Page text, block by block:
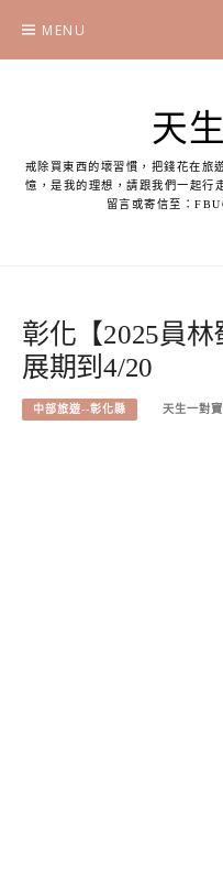
content
MENU
天
戒除買東西的壞習慣，把錢花在旅
憶，是我的理想，請跟我們一起行
留言或寄信至：
彰化【2025員
展期到4/20
中部旅遊--彰化縣 天生一對寶